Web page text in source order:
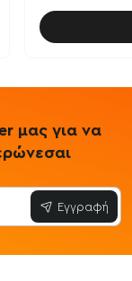
μας για να
Εγγραφή